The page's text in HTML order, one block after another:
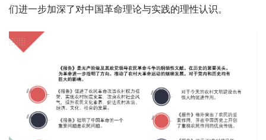
们进一步加深了对中国革命理论与实践的理性认识。